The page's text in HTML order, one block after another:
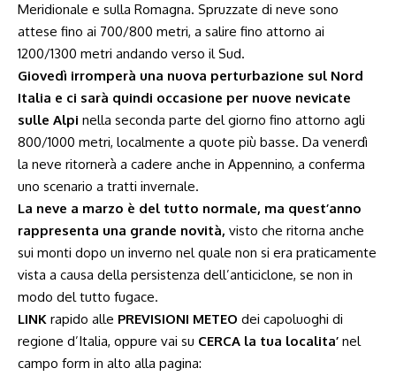
Meridionale e sulla Romagna. Spruzzate di neve sono
attese fino ai 700/800 metri, a salire fino attorno ai
1200/1300 metri andando verso il Sud.
Giovedì irromperà una nuova perturbazione sul Nord
Italia e ci sarà quindi occasione per nuove nevicate
sulle Alpi nella seconda parte del giorno fino attorno agli
800/1000 metri, localmente a quote più basse. Da venerdì
la neve ritornerà a cadere anche in Appennino, a conferma
uno scenario a tratti invernale.
La neve a marzo è del tutto normale, ma quest’anno
rappresenta una grande novità, visto che ritorna anche
sui monti dopo un inverno nel quale non si era praticamente
vista a causa della persistenza dell’anticiclone, se non in
modo del tutto fugace.
LINK rapido alle PREVISIONI METEO dei capoluoghi di
regione d’Italia, oppure vai su CERCA la tua localita’ nel
campo form in alto alla pagina: